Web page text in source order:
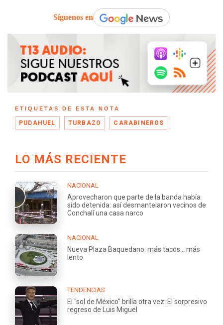
Síguenos en
ETIQUETAS DE ESTA NOTA
PUDAHUEL TURBAZO CARABINEROS
LO MÁS RECIENTE
NACIONAL
Aprovecharon que parte de la banda había
sido detenida: así desmantelaron vecinos de
Conchalí una casa narco
NACIONAL
Nueva Plaza Baquedano: más tacos... más
lento
TENDENCIAS
El "sol de México" brilla otra vez: El sorpresivo
regreso de Luis Miguel